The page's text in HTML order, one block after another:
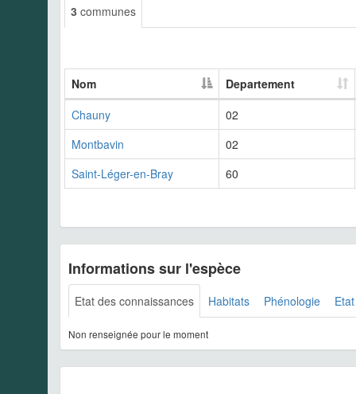
3 communes
Nom
Departement
Chauny
02
Montbavin
02
Saint-Léger-en-Bray
60
Informations sur l'espèce
Etat des connaissances Habitats Phénologie
Non renseignée pour le moment